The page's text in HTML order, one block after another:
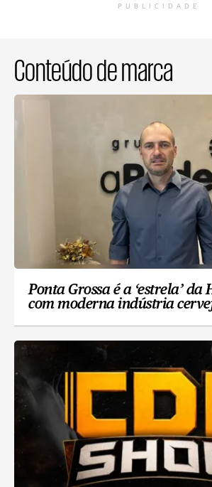
PUBLICIDADE
Conteúdo de marca
Ponta Grossa é a ‘estrela’ da
com moderna indústria